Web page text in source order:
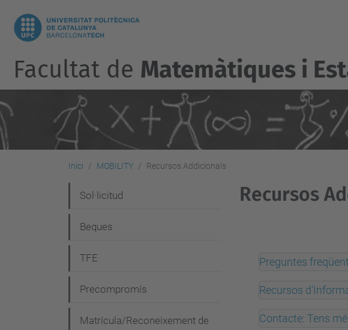
Facultat de Matemàtiques i
Inici MOBILITY Recursos Addicionals
Recursos
Preguntes
Recursos
Contacte: Tens
a
v
g
a
Sol·licitud
Beques
TFE
Precompromís
Matrícula/Reconeixement de